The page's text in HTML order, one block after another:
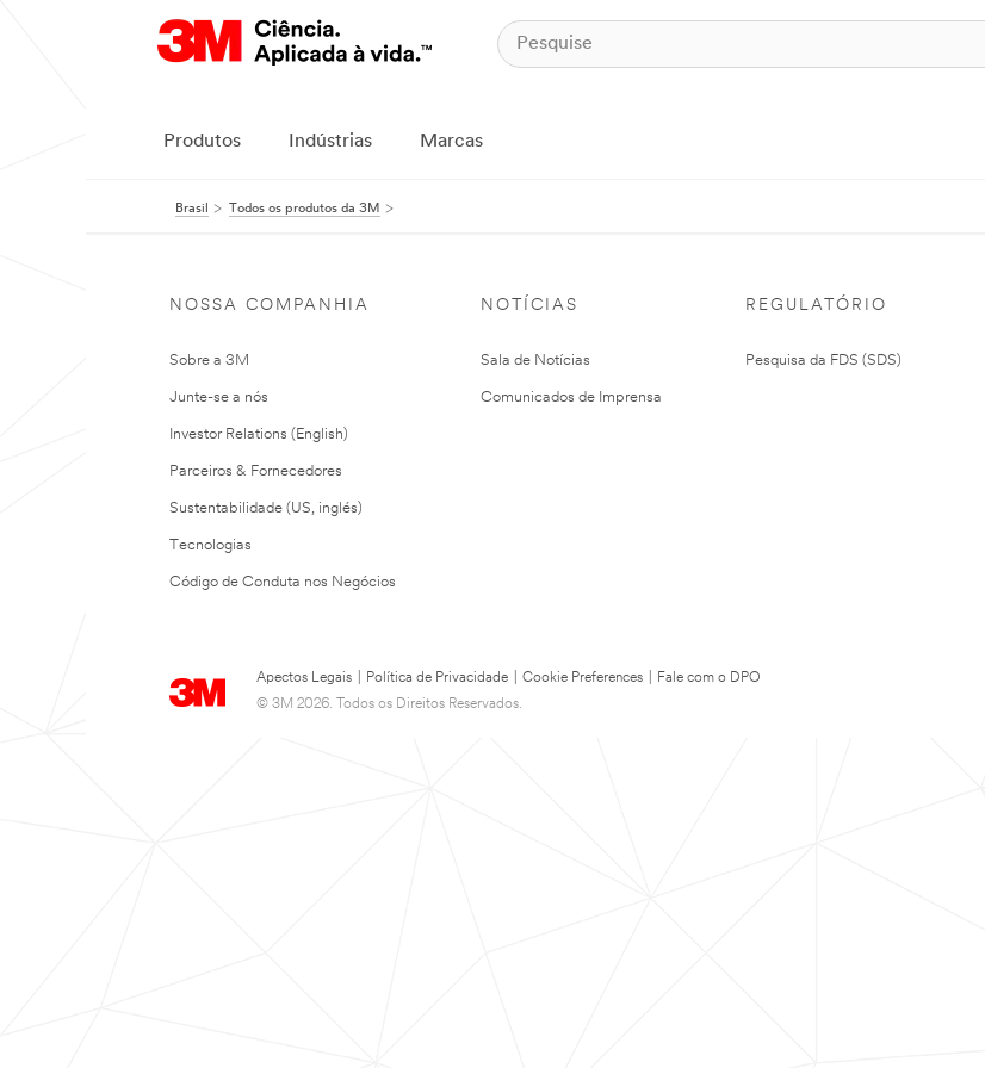
Produtos Indústrias Marcas
Brasil Todos os produtos da 3M
NOSSA COMPANHIA
Sobre a 3M
Junte-se a nós
Investor Relations (English)
Parceiros & Fornecedores
Sustentabilidade (US, inglés)
Tecnologias
Código de Conduta nos Negócios
NOTÍCIAS
Sala de Notícias
Comunicados de Imprensa
REGULATÓRIO
Pesquisa da FDS (SDS)
Apectos Legais Política de Privacidade Cookie Preferences
Fale com o DPO
© 3M 2026. Todos os Direitos Reservados.